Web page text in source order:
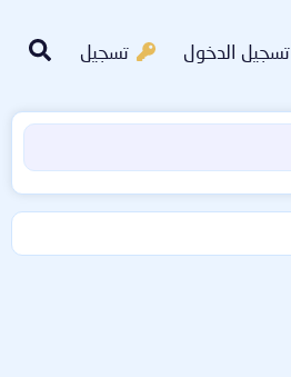
تسجيل الدخول تسجيل